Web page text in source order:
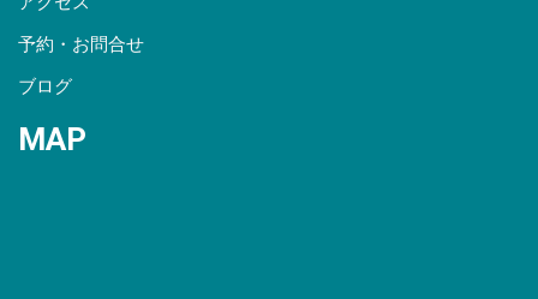
予約・お問合せ
ブログ
MAP